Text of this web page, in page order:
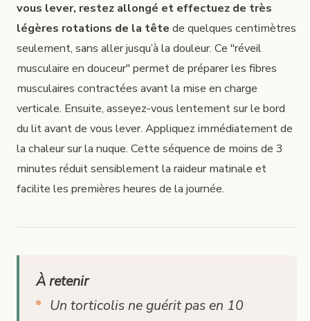
vous lever, restez allongé et effectuez de très
légères rotations de la tête de quelques centimètres
seulement, sans aller jusqu’à la douleur. Ce "réveil
musculaire en douceur" permet de préparer les fibres
musculaires contractées avant la mise en charge
verticale. Ensuite, asseyez-vous lentement sur le bord
du lit avant de vous lever. Appliquez immédiatement de
la chaleur sur la nuque. Cette séquence de moins de 3
minutes réduit sensiblement la raideur matinale et
facilite les premières heures de la journée.
À retenir
Un torticolis ne guérit pas en 10